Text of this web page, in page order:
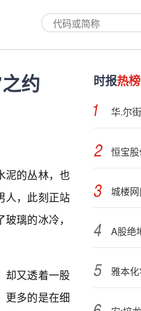
约
泥的丛林，也
人，此刻正站
璃的冰冷，
却又透着一股
更多的是在细
时报热榜